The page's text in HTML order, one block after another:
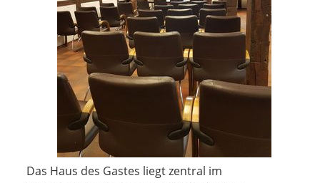
Das Haus des Gastes liegt zentral im